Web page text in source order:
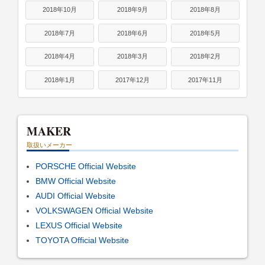
2018年10月 2018年9月 2018年8月
2018年7月 2018年6月 2018年5月
2018年4月 2018年3月 2018年2月
2018年1月 2017年12月 2017年11月
MAKER
取扱いメーカー
PORSCHE Official Website
BMW Official Website
AUDI Official Website
VOLKSWAGEN Official Website
LEXUS Official Website
TOYOTA Official Website